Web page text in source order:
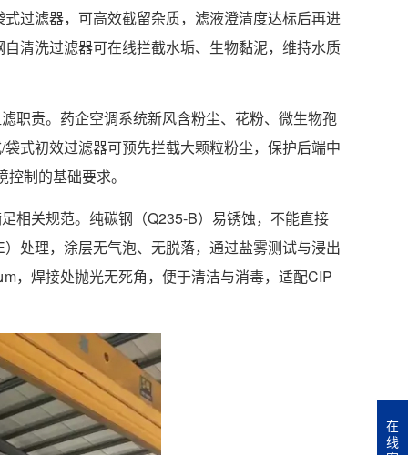
过滤器，可高效截留杂质，滤液澄清度达标后再进
清洗过滤器可在线拦截水垢、生物黏泥，维持水质
职责。药企空调系统新风含粉尘、花粉、微生物孢
式初效过滤器可预先拦截大颗粒粉尘，保护后端中
制的基础要求。
相关规范。纯碳钢（Q235-B）易锈蚀，不能直接
处理，涂层无气泡、无脱落，通过盐雾测试与浸出
，焊接处抛光无死角，便于清洁与消毒，适配CIP
在
线